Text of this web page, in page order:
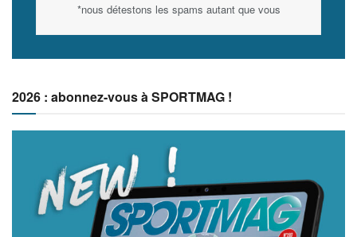
*nous détestons les spams autant que vous
2026 : abonnez-vous à SPORTMAG !